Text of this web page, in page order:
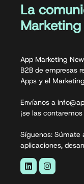
La
App Marketing
B2B de empresas
Apps y el
Envíanos a
¡se las
Síguenos: Súmate
aplicaciones,